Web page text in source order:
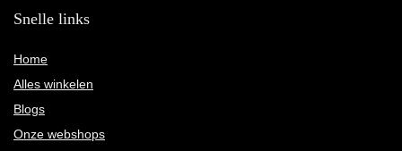
Snelle links
Home
Alles winkelen
Blogs
Onze webshops